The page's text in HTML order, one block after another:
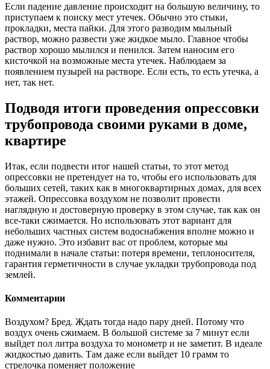
Если падение давление происходит на большую величину, то
приступаем к поиску мест утечек. Обычно это стыки,
прокладки, места пайки. Для этого разводим мыльный
раствор, можно развести уже жидкое мыло. Главное чтобы
раствор хорошо мылился и пенился. Затем наносим его
кисточкой на возможные места утечек. Наблюдаем за
появлением пузырей на растворе. Если есть, то есть утечка, а
нет, так нет.
Подводя итоги проведения опрессовки
трубопровода своими руками в доме,
квартире
Итак, если подвести итог нашей статьи, то этот метод
опрессовки не претендует на то, чтобы его использовать для
больших сетей, таких как в многоквартирных домах, для всех
этажей. Опрессовка воздухом не позволит провести
наглядную и достоверную проверку в этом случае, так как он
все-таки сжимается. Но использовать этот вариант для
небольших частных систем водоснабжения вполне можно и
даже нужно. Это избавит вас от проблем, которые мы
поднимали в начале статьи: потеря времени, теплоносителя,
гарантия герметичности в случае укладки трубопровода под
землей.
Комментарии
Воздухом? Бред. Ждать тогда надо пару дней. Потому что
воздух очень сжимаем. В большой системе за 7 минут если
выйдет пол литра воздуха то монометр и не заметит. В идеале
жидкостью давить. Там даже если выйдет 10 грамм то
стрелочка поменяет положение